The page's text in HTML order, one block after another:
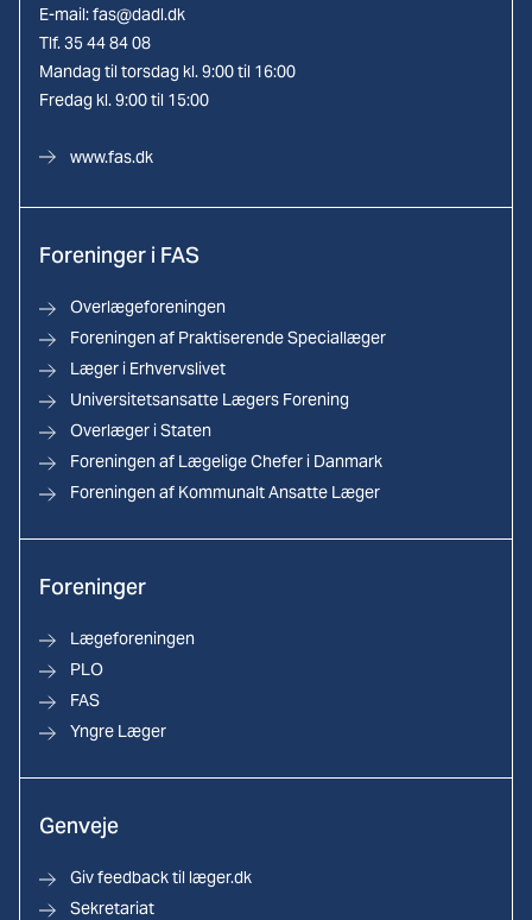
E-mail:fas@dadl.dk
Tlf. 35 44 84 08
Mandag til torsdag kl. 9:00 til 16:00
Fredag kl. 9:00 til 15:00
www.fas.dk
Foreninger i FAS
Overlægeforeningen
Foreningen af Praktiserende Speciallæger
Læger i Erhvervslivet
Universitetsansatte Lægers Forening
Overlæger i Staten
Foreningen af Lægelige Chefer i Danmark
Foreningen af Kommunalt Ansatte Læger
Foreninger
Lægeforeningen
PLO
FAS
Yngre Læger
Genveje
Giv feedback til læger.dk
Sekretariat